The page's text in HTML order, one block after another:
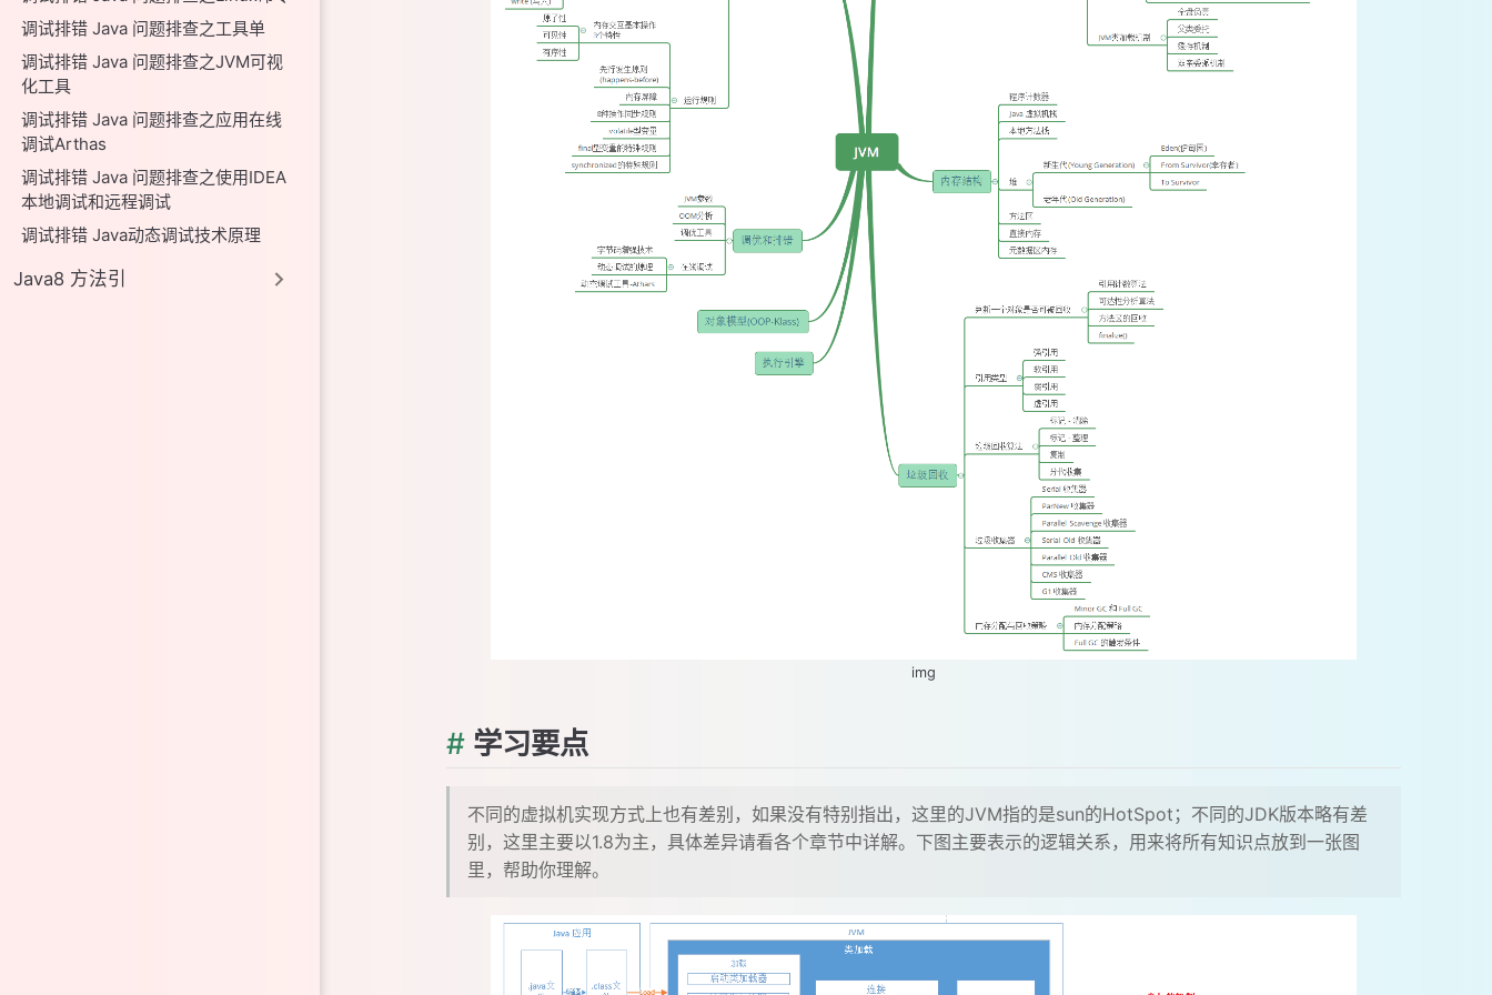
调试排错 Java 问题排查之工具单
调试排错 Java 问题排查之JVM可视
化工具
调试排错 Java 问题排查之应用在线
调试Arthas
调试排错 Java 问题排查之使用IDEA
本地调试和远程调试
调试排错 Java动态调试技术原理
Java8 方法引
img
# 学习要点
不同的虚拟机实现方式上也有差别，如果没有特别指出，这里的JVM指的是sun的HotSpot；不同的JDK版本略有差
别，这里主要以1.8为主，具体差异请看各个章节中详解。下图主要表示的逻辑关系，用来将所有知识点放到一张图
里，帮助你理解。